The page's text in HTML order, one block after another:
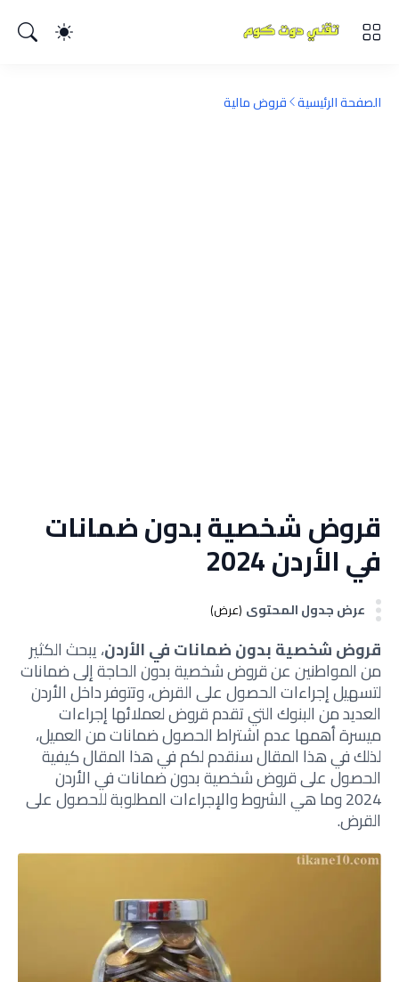
الصفحة الرئيسية قروض مالية
قروض شخصية بدون ضمانات
في الأردن 2024
عرض جدول المحتوى (عرض)
قروض شخصية بدون ضمانات في الأردن، يبحث الكثير
من المواطنين عن قروض شخصية بدون الحاجة إلى ضمانات
لتسهيل إجراءات الحصول على القرض، وتتوفر داخل الأردن
العديد من البنوك التي تقدم قروض لعملائها إجراءات
ميسرة أهمها عدم اشتراط الحصول ضمانات من العميل،
لذلك في هذا المقال سنقدم لكم في هذا المقال كيفية
الحصول على قروض شخصية بدون ضمانات في الأردن
2024 وما هي الشروط والإجراءات المطلوبة للحصول على
القرض.